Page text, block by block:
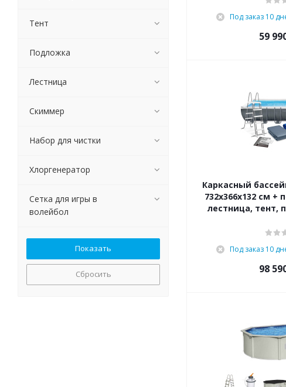
Под заказ 10
59
Каркасный
732x366x132 см +
лестница, тент,
Под заказ 10
98
Тент
Подложка
Лестница
Скиммер
Набор для чистки
Хлоргенератор
Сетка для игры в
волейбол
Сбросить